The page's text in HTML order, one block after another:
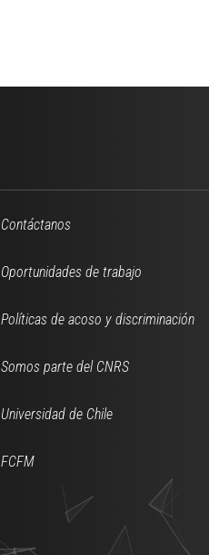
Contáctanos
Oportunidades de trabajo
Políticas de acoso y discriminación
Somos parte del CNRS
Universidad de Chile
FCFM